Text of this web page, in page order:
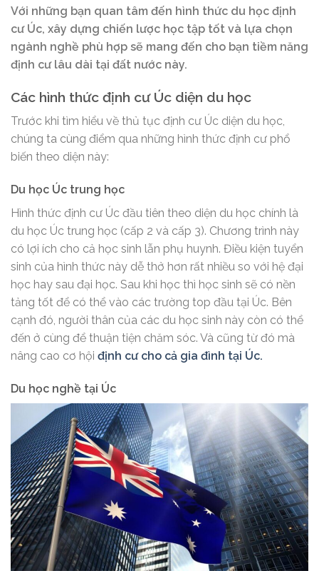
Với những bạn quan tâm đến hình thức du học định
cư Úc, xây dựng chiến lược học tập tốt và lựa chọn
ngành nghề phù hợp sẽ mang đến cho bạn tiềm năng
định cư lâu dài tại đất nước này.
Các hình thức định cư Úc diện du học
Trước khi tìm hiểu về thủ tục định cư Úc diện du học,
chúng ta cùng điểm qua những hình thức định cư phổ
biến theo diện này:
Du học Úc trung học
Hình thức định cư Úc đầu tiên theo diện du học chính là
du học Úc trung học (cấp 2 và cấp 3). Chương trình này
có lợi ích cho cả học sinh lẫn phụ huynh. Điều kiện tuyển
sinh của hình thức này dễ thở hơn rất nhiều so với hệ đại
học hay sau đại học. Sau khi học thì học sinh sẽ có nền
tảng tốt để có thể vào các trường top đầu tại Úc. Bên
cạnh đó, người thân của các du học sinh này còn có thể
đến ở cùng để thuận tiện chăm sóc. Và cũng từ đó mà
nâng cao cơ hội định cư cho cả gia đình tại Úc.
Du học nghề tại Úc